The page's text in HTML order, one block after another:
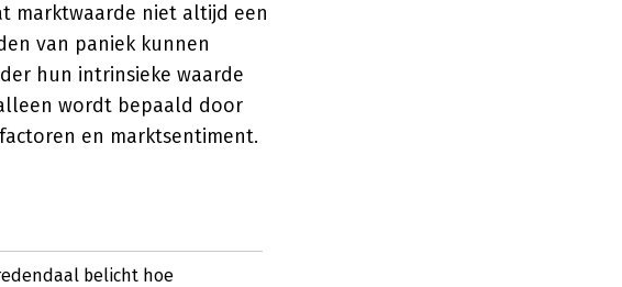
marktwaarde niet altijd een
van paniek kunnen
hun intrinsieke waarde
wordt bepaald door
en marktsentiment.
belicht hoe